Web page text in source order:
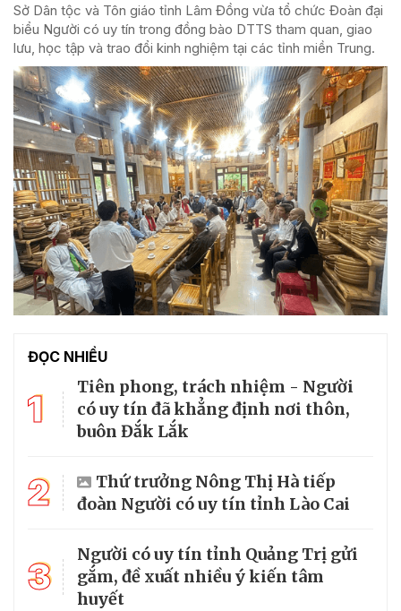
Sở Dân tộc và Tôn giáo tỉnh Lâm Đồng vừa tổ chức Đoàn đại
biểu Người có uy tín trong đồng bào DTTS tham quan, giao
lưu, học tập và trao đổi kinh nghiệm tại các tỉnh miền Trung.
ĐỌC NHIỀU
1
Tiên phong, trách nhiệm - Người
có uy tín đã khẳng định nơi thôn,
buôn Đắk Lắk
2
Thứ trưởng Nông Thị Hà tiếp
đoàn Người có uy tín tỉnh Lào Cai
3
Người có uy tín tỉnh Quảng Trị gửi
gắm, đề xuất nhiều ý kiến tâm
huyết